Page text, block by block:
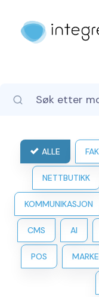
ALLE
NETTBUTIKK
KOMMUNIKASJON
CMS AI
POS